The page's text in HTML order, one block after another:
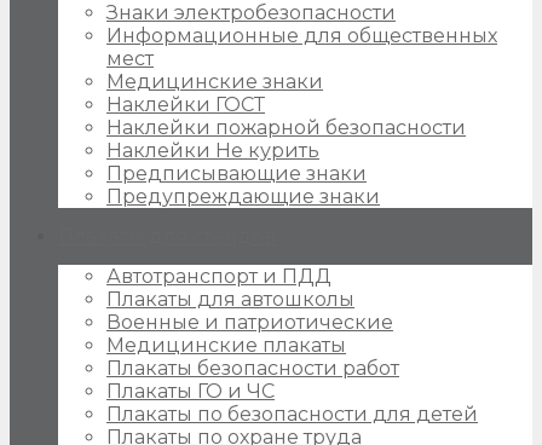
Знаки электробезопасности
Информационные для общественных
мест
Медицинские знаки
Наклейки ГОСТ
Наклейки пожарной безопасности
Наклейки Не курить
Предписывающие знаки
Предупреждающие знаки
Автотранспорт и ПДД
Плакаты для автошколы
Военные и патриотические
Медицинские плакаты
Плакаты безопасности работ
Плакаты ГО и ЧС
Плакаты по безопасности для детей
Плакаты по охране труда